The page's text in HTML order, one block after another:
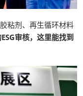
粘剂、再生循环材料
审核，这里能找到